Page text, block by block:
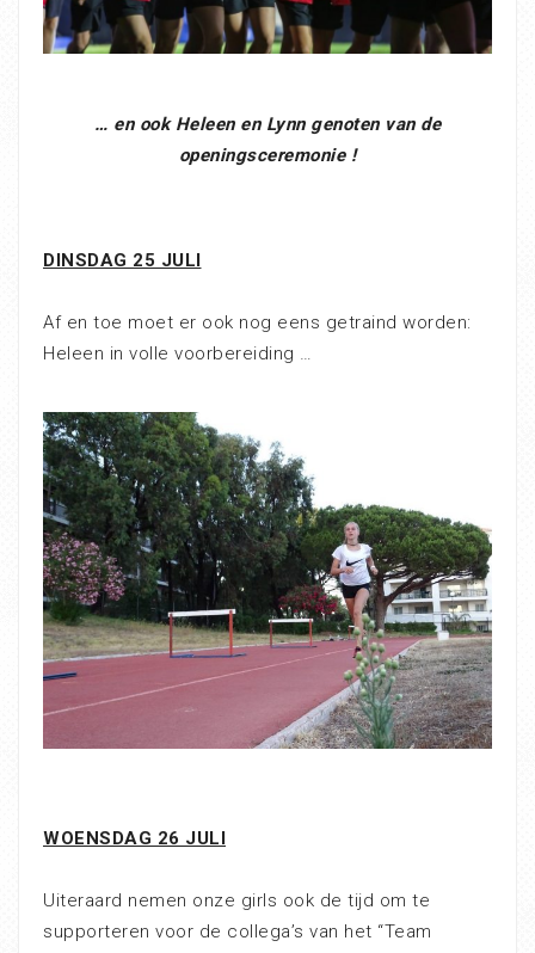
… en ook Heleen en Lynn genoten van de
openingsceremonie !
DINSDAG 25 JULI
Af en toe moet er ook nog eens getraind worden:
Heleen in volle voorbereiding …
WOENSDAG 26 JULI
Uiteraard nemen onze girls ook de tijd om te
supporteren voor de collega’s van het “Team